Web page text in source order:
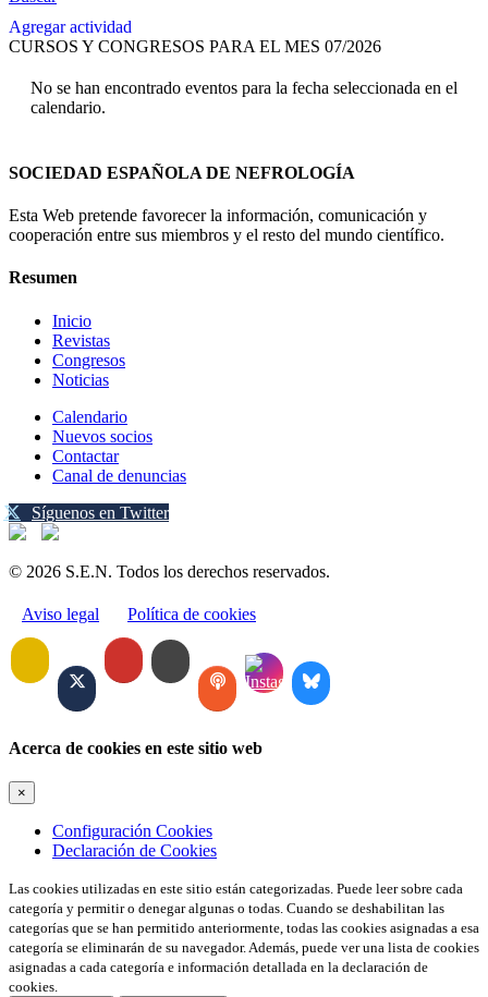
Agregar actividad
CURSOS Y CONGRESOS PARA EL MES 07/2026
No se han encontrado eventos para la fecha seleccionada en el
calendario.
SOCIEDAD ESPAÑOLA DE NEFROLOGÍA
Esta Web pretende favorecer la información, comunicación y
cooperación entre sus miembros y el resto del mundo científico.
Resumen
Inicio
Revistas
Congresos
Noticias
Calendario
Nuevos socios
Contactar
Canal de denuncias
Síguenos en Twitter
© 2026 S.E.N. Todos los derechos reservados.
Aviso legal Política de cookies
Acerca de cookies en este sitio web
×
Configuración Cookies
Declaración de Cookies
Las cookies utilizadas en este sitio están categorizadas. Puede leer sobre cada
categoría y permitir o denegar algunas o todas. Cuando se deshabilitan las
categorías que se han permitido anteriormente, todas las cookies asignadas a esa
categoría se eliminarán de su navegador. Además, puede ver una lista de cookies
asignadas a cada categoría e información detallada en la declaración de
cookies.